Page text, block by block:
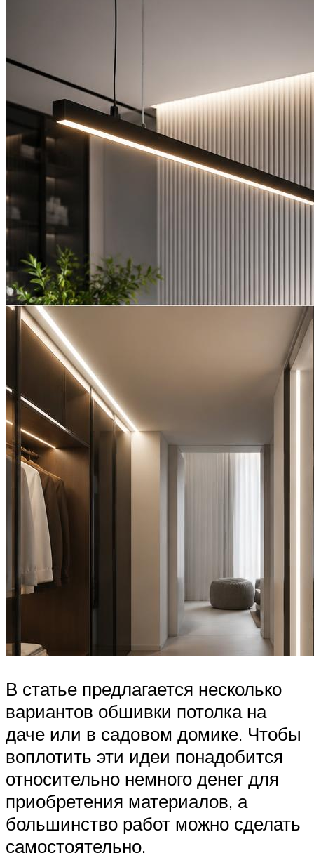
В статье предлагается несколько
вариантов обшивки потолка на
даче или в садовом домике. Чтобы
воплотить эти идеи понадобится
относительно немного денег для
приобретения материалов, а
большинство работ можно сделать
самостоятельно.